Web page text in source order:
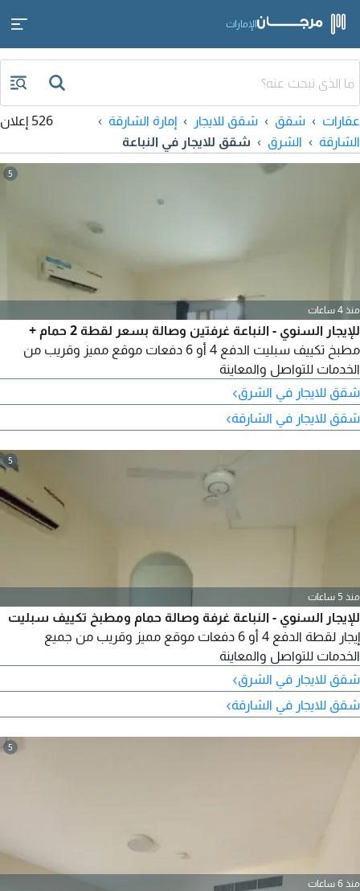
الإمارات
عقارات شقق شقق للايجار
إمارة الشارقة
الشارقة
الشرق شقق للايجار في النباعة
526 إعلان
5
منذ 4 ساعات
للإيجار السنوي - النباعة غرفتين وصالة بسعر لقطة 2 حمام +
مطبخ تكييف سبليت الدفع 4 أو 6 دفعات موقع مميز وقريب من
الخدمات للتواصل والمعاينة
شقق للايجار في الشرق›
شقق للايجار في الشارقة›
5
منذ 5 ساعات
للإيجار السنوي - النباعة غرفة وصالة حمام ومطبخ تكييف سبليت
إيجار لقطة الدفع 4 أو 6 دفعات موقع مميز وقريب من جميع
الخدمات للتواصل والمعاينة
شقق للايجار في الشرق›
شقق للايجار في الشارقة›
5
منذ 6 ساعات